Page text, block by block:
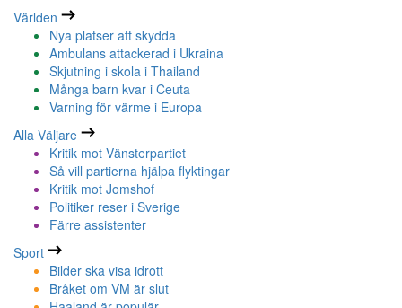
Världen
Nya platser att skydda
Ambulans attackerad i Ukraina
Skjutning i skola i Thailand
Många barn kvar i Ceuta
Varning för värme i Europa
Alla Väljare
Kritik mot Vänsterpartiet
Så vill partierna hjälpa flyktingar
Kritik mot Jomshof
Politiker reser i Sverige
Färre assistenter
Sport
Bilder ska visa idrott
Bråket om VM är slut